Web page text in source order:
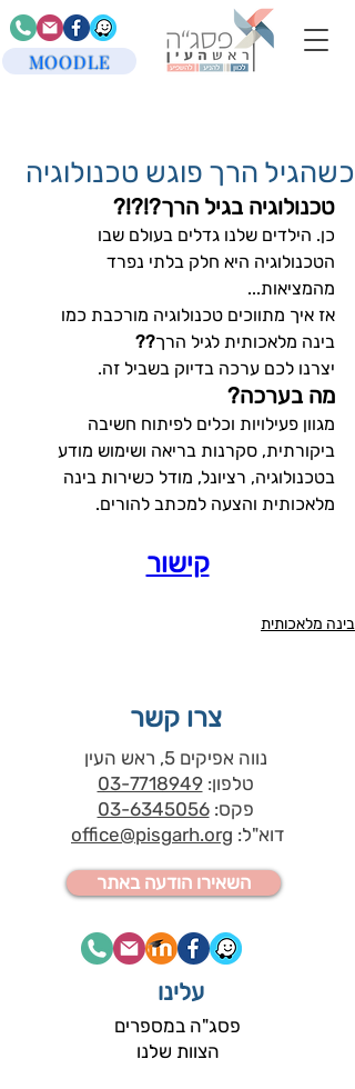
MOODLE
כשהגיל הרך פוגש טכנולוגיה
טכנולוגיה בגיל הרך?!?!?
כן. הילדים שלנו גדלים בעולם שבו
הטכנולוגיה היא חלק בלתי נפרד
מהמציאות...
אז איך מתווכים טכנולוגיה מורכבת כמו
בינה מלאכותית לגיל הרך??
יצרנו לכם ערכה בדיוק בשביל זה.
מה בערכה?
מגוון פעילויות וכלים לפיתוח חשיבה
ביקורתית, סקרנות בריאה ושימוש מודע
בטכנולוגיה, רציונל, מודל כשירות בינה
מלאכותית והצעה למכתב להורים.
קישור
בינה מלאכותית
צרו קשר
נווה אפיקים 5, ראש העין
טלפון:03-7718949
פקס:03-6345056
דוא"ל: office@pisgarh.org
השאירו הודעה באתר
עלינו
פסג"ה במספרים
הצוות שלנו